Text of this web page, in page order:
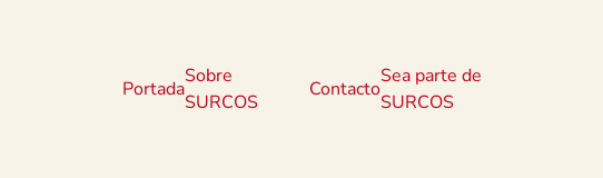
Portada
Sobre
SURCOS
Contacto
Sea parte de
SURCOS